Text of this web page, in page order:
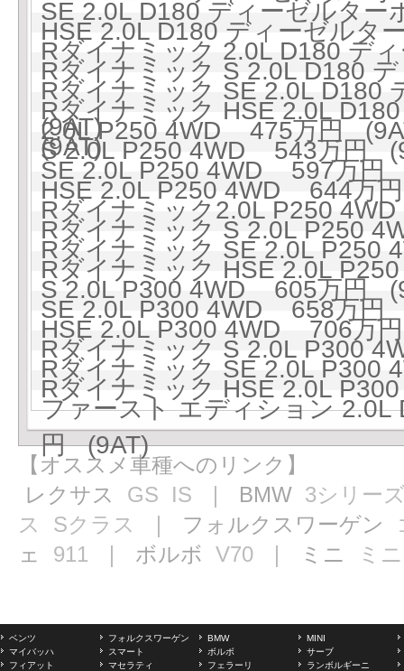
SE 2.0L D180 ディーゼルタ
HSE 2.0L D180 ディーゼル
Rダイナミック 2.0L D180 デ
Rダイナミック S 2.0L D180
Rダイナミック SE 2.0L
(9AT)
Rダイナミック HSE 2.0L
(9AT)
2.0L P250 4WD 475万円
S 2.0L P250 4WD 543万円
SE 2.0L P250 4WD 597万円
HSE 2.0L P250 4WD 644万
Rダイナミック2.0L P250
Rダイナミック S 2.0L P250
Rダイナミック SE 2.0L
Rダイナミック HSE 2.0L
S 2.0L P300 4WD 605万円
SE 2.0L P300 4WD 658万円
HSE 2.0L P300 4WD 706万
Rダイナミック S 2.0L P300
Rダイナミック SE 2.0L
Rダイナミック HSE 2.0L
ファースト エディション
円 (9AT)
【オススメ車種へのリンク】
レクサス GS IS ｜ BMW 3シリー
ス
Sクラス ｜ フォルクスワーゲン
ェ 911 ｜ ボルボ V70 ｜ ミニ ミニ
ベンツ フォルクスワーゲン BMW
MINI
マイバッハ
スマート ボルボ
サーブ
フィアット
マセラティ フェラーリ ランボルギーニ